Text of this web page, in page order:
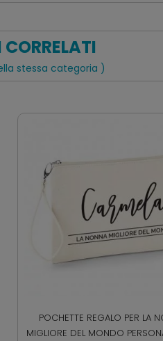
stessa categoria )
POCHETTE REGALO PER LA
MIGLIORE DEL MONDO